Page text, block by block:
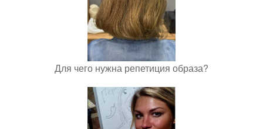
Для чего нужна репетиция образа?